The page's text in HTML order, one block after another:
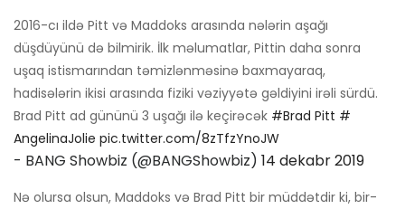
2016-cı ildə Pitt və Maddoks arasında nələrin aşağı
düşdüyünü də bilmirik. İlk məlumatlar, Pittin daha sonra
uşaq istismarından təmizlənməsinə baxmayaraq,
hadisələrin ikisi arasında fiziki vəziyyətə gəldiyini irəli sürdü.
Brad Pitt ad gününü 3 uşağı ilə keçirəcək #Brad Pitt #
AngelinaJolie pic.twitter.com/8zTfzYnoJW
- BANG Showbiz (@BANGShowbiz) 14 dekabr 2019
Nə olursa olsun, Maddoks və Brad Pitt bir müddətdir ki, bir-